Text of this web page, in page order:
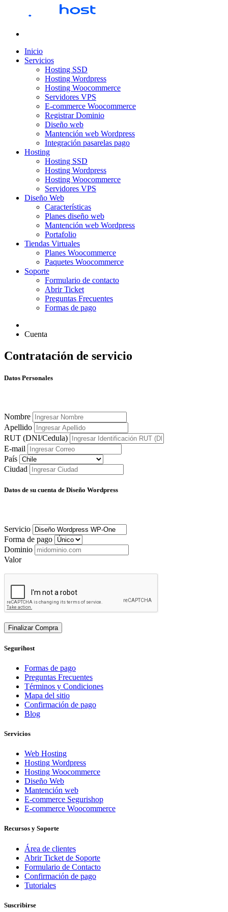
Inicio
Servicios
Hosting SSD
Hosting Wordpress
Hosting Woocommerce
Servidores VPS
E-commerce Woocommerce
Registrar Dominio
Diseño web
Mantención web Wordpress
Integración pasarelas pago
Hosting
Hosting SSD
Hosting Wordpress
Hosting Woocommerce
Servidores VPS
Diseño Web
Características
Planes diseño web
Mantención web Wordpress
Portafolio
Tiendas Virtuales
Planes Woocommerce
Paquetes Woocommerce
Soporte
Formulario de contacto
Abrir Ticket
Preguntas Frecuentes
Formas de pago
Cuenta
Contratación de servicio
Datos Personales
Nombre
Apellido
RUT (DNI/Cedula)
E-mail
País
Ciudad
Datos de su cuenta de Diseño Wordpress
Servicio
Forma de pago
Dominio
Valor
Finalizar Compra
Segurihost
Formas de pago
Preguntas Frecuentes
Términos y Condiciones
Mapa del sitio
Confirmación de pago
Blog
Servicios
Web Hosting
Hosting Wordpress
Hosting Woocommerce
Diseño Web
Mantención web
E-commerce Segurishop
E-commerce Woocommerce
Recursos y Soporte
Área de clientes
Abrir Ticket de Soporte
Formulario de Contacto
Confirmación de pago
Tutoriales
Suscribirse